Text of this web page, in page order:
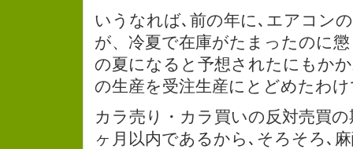
いうなれば､前の年に､エアコン
が、冷夏で在庫がたまったのに
の夏になると予想されたにもか
の生産を受注生産にとどめたわ
カラ売り・カラ買いの反対売買
ヶ月以内であるから､そろそろ､